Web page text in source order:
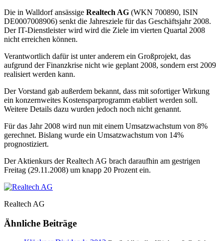
Die in Walldorf ansässige Realtech AG (WKN 700890, ISIN
DE0007008906) senkt die Jahresziele für das Geschäftsjahr 2008.
Der IT-Dienstleister wird wird die Ziele im vierten Quartal 2008
nicht erreichen können.
Verantwortlich dafür ist unter anderem ein Großprojekt, das
aufgrund der Finanzkrise nicht wie geplant 2008, sondern erst 2009
realisiert werden kann.
Der Vorstand gab außerdem bekannt, dass mit sofortiger Wirkung
ein konzernweites Kostensparprogramm etabliert werden soll.
Weitere Details dazu wurden jedoch noch nicht genannt.
Für das Jahr 2008 wird nun mit einem Umsatzwachstum von 8%
gerechnet. Bislang wurde ein Umsatzwachstum von 14%
prognostiziert.
Der Aktienkurs der Realtech AG brach daraufhin am gestrigen
Freitag (29.11.2008) um knapp 20 Prozent ein.
Realtech AG
Ähnliche Beiträge